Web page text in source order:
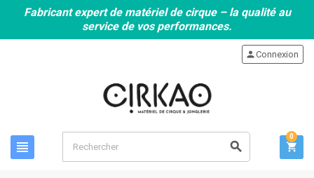
Fabricant expert de matériel de cirque – la qualité au
service de vos performances.
view_headline search
personConnexion
shopping_cart
0